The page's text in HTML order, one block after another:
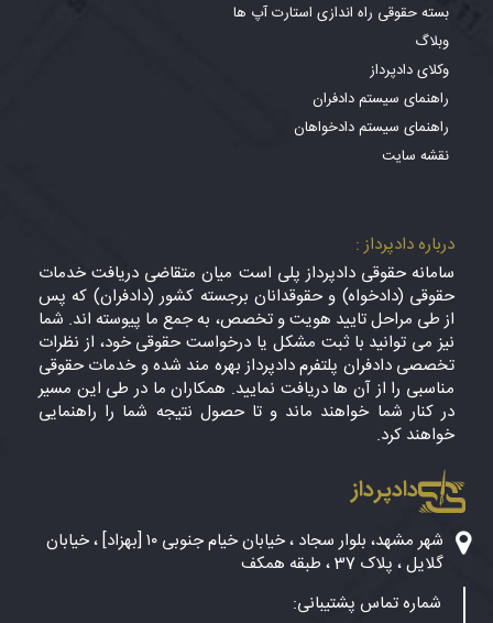
بسته حقوقی راه اندازی استارت آپ ها
وبلاگ
وکلای دادپرداز
راهنمای سیستم دادفران
راهنمای سیستم دادخواهان
نقشه سایت
درباره دادپرداز :
سامانه حقوقی دادپرداز پلی است میان متقاضی دریافت خدمات
حقوقی (دادخواه) و حقوقدانان برجسته کشور (دادفران) که پس
از طی مراحل تایید هویت و تخصص، به جمع ما پیوسته اند. شما
نیز می توانید با ثبت مشکل یا درخواست حقوقی خود، از نظرات
تخصصی دادفران پلتفرم دادپرداز بهره مند شده و خدمات حقوقی
مناسبی را از آن ها دریافت نمایید. همکاران ما در طی این مسیر
در کنار شما خواهند ماند و تا حصول نتیجه شما را راهنمایی
خواهند کرد.
دادپرداز
شهر مشهد، بلوار سجاد ، خیابان خیام جنوبی ۱۰ [بهزاد] ، خیابان
گلایل ، پلاک 37 ، طبقه همکف
شماره تماس پشتیبانی: